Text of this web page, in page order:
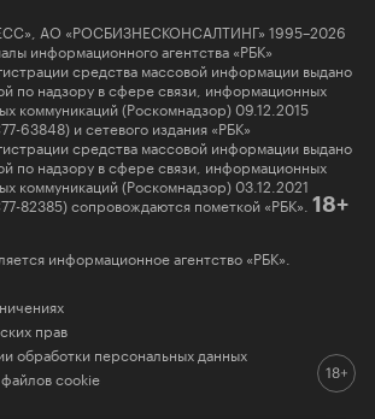
АО «РОСБИЗНЕСКОНСАЛТИНГ» 1995–2026
информационного агентства «РБК»
средства массовой информации выдано
по надзору в сфере связи, информационных
коммуникаций (Роскомнадзор) 09.12.2015
63848) и сетевого издания «РБК»
средства массовой информации выдано
по надзору в сфере связи, информационных
коммуникаций (Роскомнадзор) 03.12.2021
82385) сопровождаются пометкой «РБК». 18+
информационное агентство «РБК».
прав
обработки персональных данных
cookie